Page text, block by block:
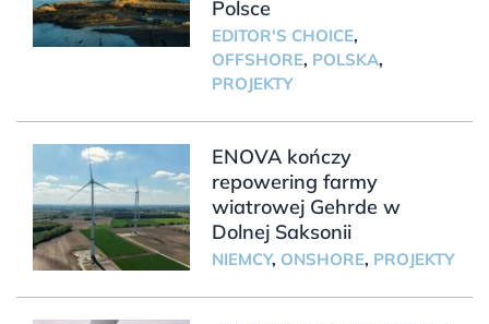
Polsce
EDITOR'S CHOICE,
OFFSHORE, POLSKA,
PROJEKTY
ENOVA kończy
repowering farmy
wiatrowej Gehrde w
Dolnej Saksonii
NIEMCY, ONSHORE, PROJEKTY